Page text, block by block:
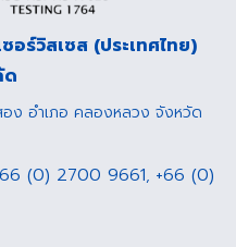
อร์วิสเซส (ประเทศไทย)
ด
ง อำเภอ คลองหลวง จังหวัด
(0) 2700 9661, +66 (0)